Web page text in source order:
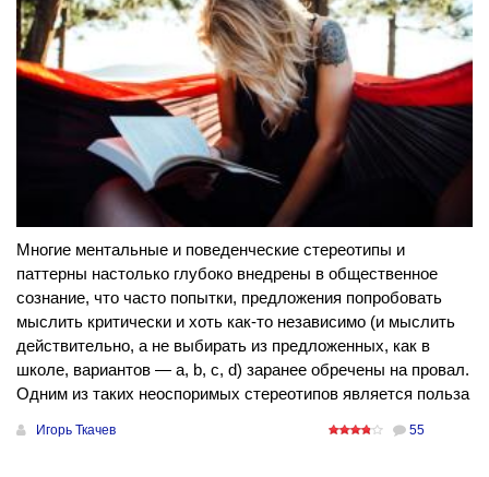
Многие ментальные и поведенческие стереотипы и
паттерны настолько глубоко внедрены в общественное
сознание, что часто попытки, предложения попробовать
мыслить критически и хоть как-то независимо (и мыслить
действительно, а не выбирать из предложенных, как в
школе, вариантов — a, b, c, d) заранее обречены на провал.
Одним из таких неоспоримых стереотипов является польза
Игорь Ткачев 55